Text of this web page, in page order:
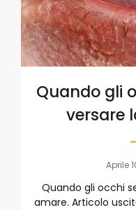
Quando gli
versare
Aprile
Quando gli occhi
amare. Articolo